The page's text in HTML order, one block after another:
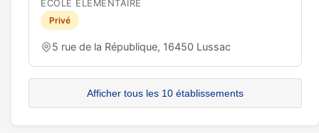
ÉCOLE ÉLÉMENTAIRE
Privé
5 rue de la République, 16450 Lussac
Afficher tous les 10 établissements